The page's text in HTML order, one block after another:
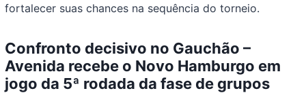
fortalecer suas chances na sequência do torneio.
Confronto decisivo no Gauchão –
Avenida recebe o Novo Hamburgo em
jogo da 5ª rodada da fase de grupos